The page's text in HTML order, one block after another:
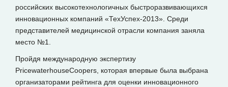
российских высокотехнологичных быстроразвивающихся
инновационных компаний «ТехУспех-2013». Среди
представителей медицинской отрасли компания заняла
место №1.
Пройдя международную экспертизу
PricewaterhouseCoopers, которая впервые была выбрана
организаторами рейтинга для оценки инновационного